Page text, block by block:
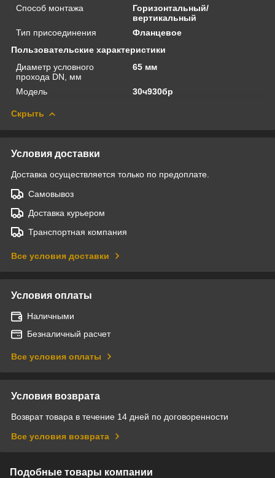
Способ монтажа
Горизонтальный/
вертикальный
Тип присоединения
Фланцевое
Пользовательские характеристики
Диаметр условного
прохода DN, мм
65 мм
Модель 30ч930бр
Скрыть
Условия доставки
Доставка осуществляется только по предоплате.
Самовывоз
Доставка курьером
Транспортная компания
Все условия доставки
Условия оплаты
Наличными
Безналичный расчет
Все условия оплаты
Условия возврата
Возврат товара в течение 14 дней по договоренности
Все условия возврата
Подобные товары компании